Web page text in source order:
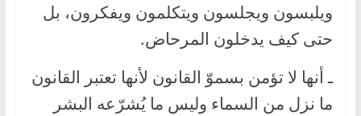
ويلبسون ويجلسون ويتكلمون ويفكرون، بل
حتى كيف يدخلون المرحاض.
ـ أنها لا تؤمن بسموّ القانون لأنها تعتبر القانون
ما نزل من السماء وليس ما يُشرّعه البشر